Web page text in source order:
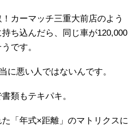
カーマッチ三重大前店のよう
ち込んだら、同じ車が120,000
です。
に悪い人ではないんです。
類もテキパキ。
「年式×距離」のマトリクスに